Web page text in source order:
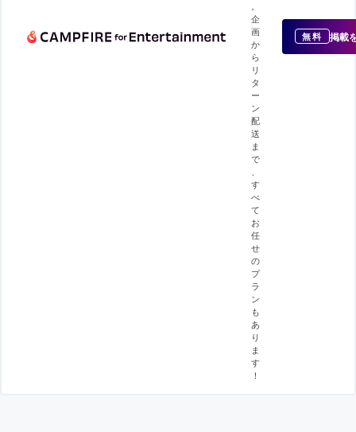
企
画
か
ら
リ
タ
ー
ン
配
送
ま
で
す
べ
て
お
任
せ
の
プ
ラ
ン
も
あ
り
ま
す
！
無料 掲載